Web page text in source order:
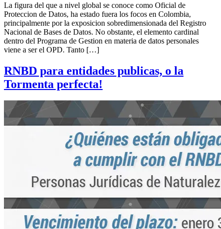
La figura del que a nivel global se conoce como Oficial de
Proteccion de Datos, ha estado fuera los focos en Colombia,
principalmente por la exposicion sobredimensionada del Registro
Nacional de Bases de Datos. No obstante, el elemento cardinal
dentro del Programa de Gestion en materia de datos personales
viene a ser el OPD. Tanto […]
RNBD para entidades publicas, o la
Tormenta perfecta!